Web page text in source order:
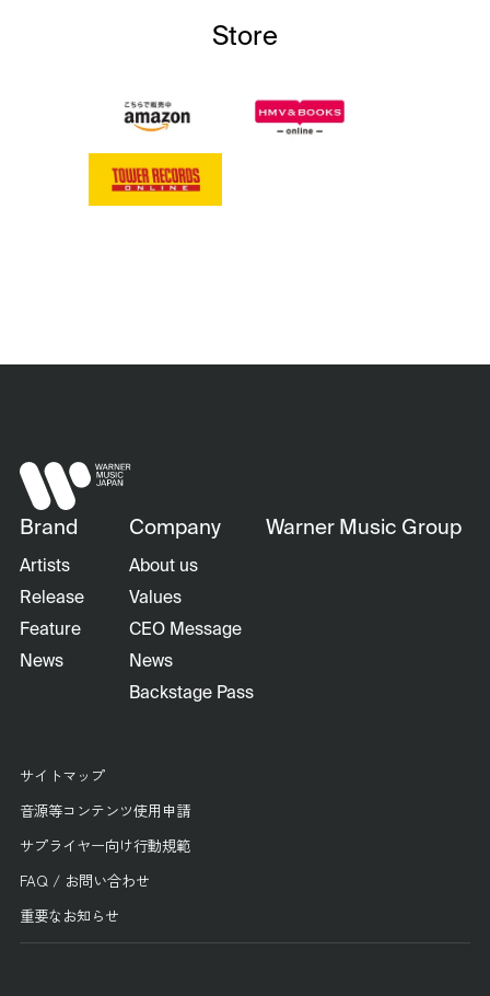
Store
Brand
Artists
Release
Feature
News
Company
About us
Values
CEO Message
News
Backstage Pass
Warner Music Group
サイトマップ
音源等コンテンツ使用申請
サプライヤー向け行動規範
FAQ / お問い合わせ
重要なお知らせ